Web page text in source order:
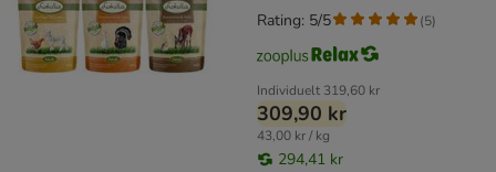
Individuelt 319,60 kr
309,90 kr
43,00 kr / kg
294,41 kr
Rating: 5/5 (5)